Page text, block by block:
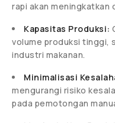
rapi akan meningkatkan
Kapasitas Produksi:
volume produksi tinggi,
industri makanan.
Minimalisasi
mengurangi risiko
pada pemotongan